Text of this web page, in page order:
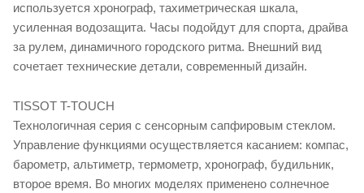
используется хронограф, тахиметрическая шкала,
усиленная водозащита. Часы подойдут для спорта, драйва
за рулем, динамичного городского ритма. Внешний вид
сочетает технические детали, современный дизайн.
TISSOT T-TOUCH
Технологичная серия с сенсорным сапфировым стеклом.
Управление функциями осуществляется касанием: компас,
барометр, альтиметр, термометр, хронограф, будильник,
второе время. Во многих моделях применено солнечное